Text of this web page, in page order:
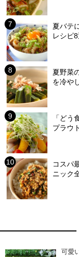
夏バテ
レシピ
夏野菜
を冷や
「どう
プラウ
コスパ
ニック
可愛